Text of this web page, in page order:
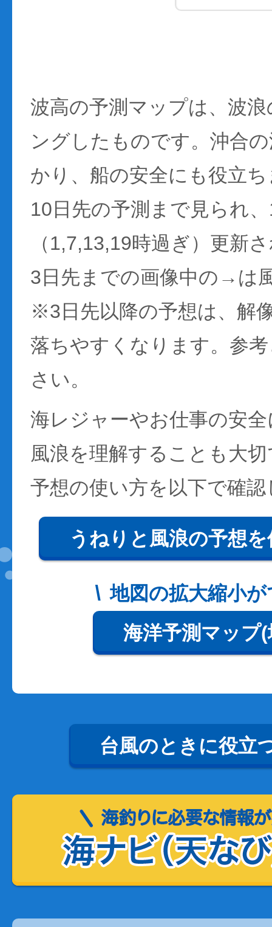
波高の予測マップは、波
ングしたものです。沖合
かり、船の安全にも役立
10日先の予測まで見られ
（1,7,13,19時過ぎ）更新
3日先までの画像中の→は
※3日先以降の予想は、解
落ちやすくなります。参
さい。
海レジャーやお仕事の安
風浪を理解することも大
予想の使い方を以下で確
うねりと風浪の予想
地図の拡大縮小
海洋予測マップ
台風のときに役立